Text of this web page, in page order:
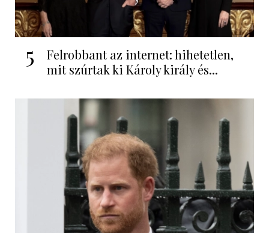
5
Felrobbant az internet: hihetetlen,
mit szúrtak ki Károly király és...